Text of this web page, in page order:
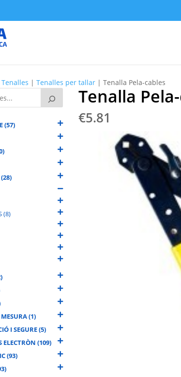
Tenalles |Tenalles per tallar | Tenalla Pela-cables
(57)
(8)
(1)
I SEGURE (5)
ELECTRÒN (109)
(93)
Tenalla
€5.81